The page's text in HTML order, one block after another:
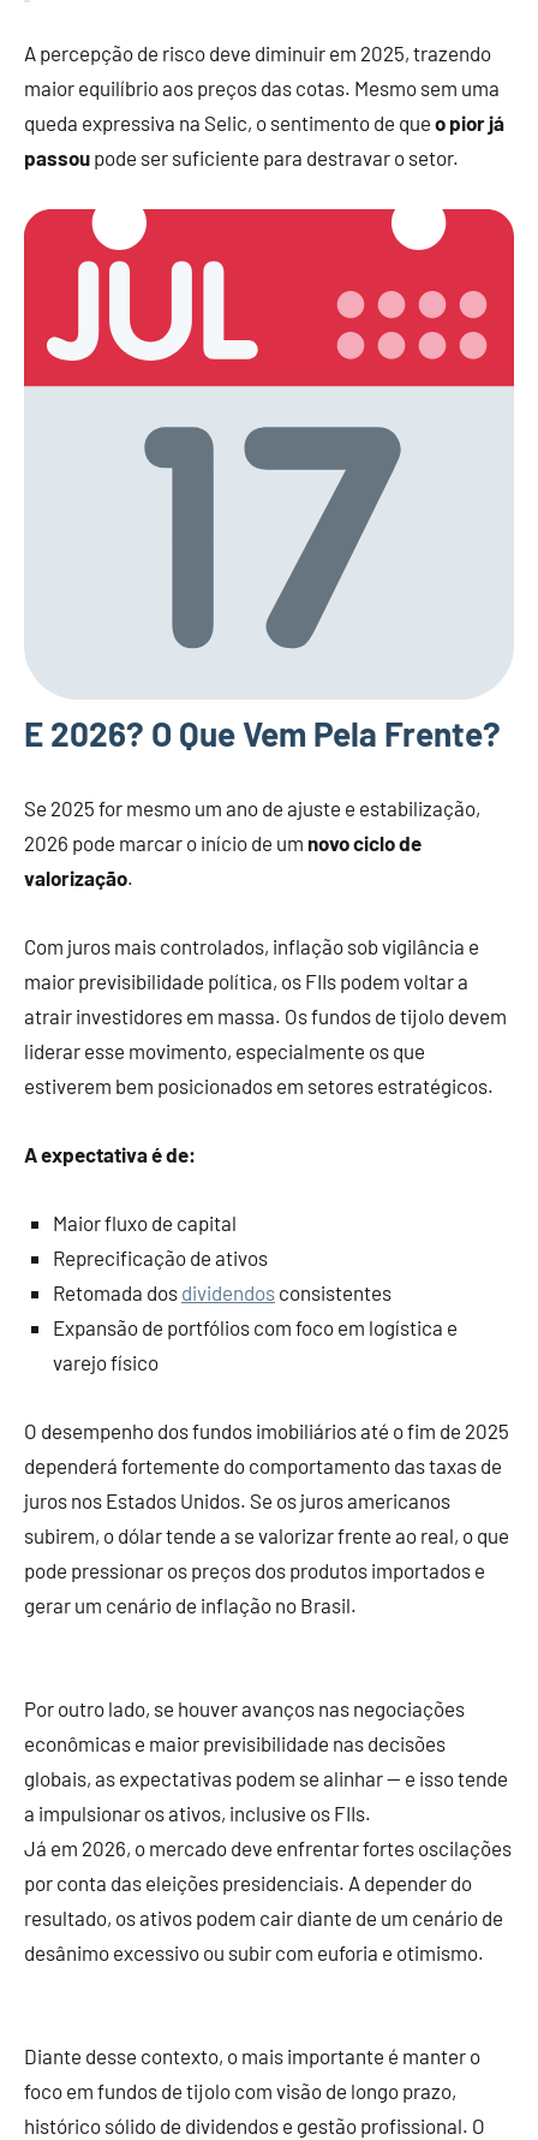
A percepção de risco deve diminuir em 2025, trazendo
maior equilíbrio aos preços das cotas. Mesmo sem uma
queda expressiva na Selic, o sentimento de que o pior já
passou pode ser suficiente para destravar o setor.
E 2026? O Que Vem Pela Frente?
Se 2025 for mesmo um ano de ajuste e estabilização,
2026 pode marcar o início de um novo ciclo de
valorização.
Com juros mais controlados, inflação sob vigilância e
maior previsibilidade política, os FIIs podem voltar a
atrair investidores em massa. Os fundos de tijolo devem
liderar esse movimento, especialmente os que
estiverem bem posicionados em setores estratégicos.
A expectativa é de:
Maior fluxo de capital
Reprecificação de ativos
Retomada dos dividendos consistentes
Expansão de portfólios com foco em logística e
varejo físico
O desempenho dos fundos imobiliários até o fim de 2025
dependerá fortemente do comportamento das taxas de
juros nos Estados Unidos. Se os juros americanos
subirem, o dólar tende a se valorizar frente ao real, o que
pode pressionar os preços dos produtos importados e
gerar um cenário de inflação no Brasil.
Por outro lado, se houver avanços nas negociações
econômicas e maior previsibilidade nas decisões
globais, as expectativas podem se alinhar — e isso tende
a impulsionar os ativos, inclusive os FIIs.
Já em 2026, o mercado deve enfrentar fortes oscilações
por conta das eleições presidenciais. A depender do
resultado, os ativos podem cair diante de um cenário de
desânimo excessivo ou subir com euforia e otimismo.
Diante desse contexto, o mais importante é manter o
foco em fundos de tijolo com visão de longo prazo,
histórico sólido de dividendos e gestão profissional. O